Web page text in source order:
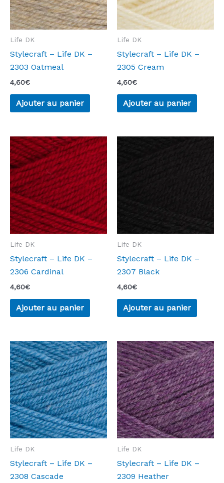
Life DK
Stylecraft – Life DK –
2303 Oatmeal
4,60€
Ajouter au panier
Life DK
Stylecraft – Life DK –
2305 Cream
4,60€
Ajouter au panier
Life DK
Stylecraft – Life DK –
2306 Cardinal
4,60€
Ajouter au panier
Life DK
Stylecraft – Life DK –
2307 Black
4,60€
Ajouter au panier
Life DK
Stylecraft – Life DK –
2308 Cascade
Life DK
Stylecraft – Life DK –
2309 Heather